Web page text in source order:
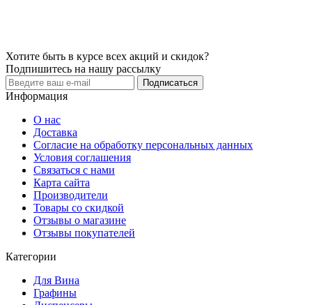
Хотите быть в курсе всех акций и скидок?
Подпишитесь на нашу рассылку
Подписаться
Информация
О нас
Доставка
Cогласие на обработку персональных данных
Условия соглашения
Связаться с нами
Карта сайта
Производители
Товары со скидкой
Отзывы о магазине
Отзывы покупателей
Категории
Для Вина
Графины